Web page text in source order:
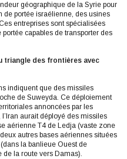
géographique de la Syrie pour
de portée israélienne, des usines
entreprises sont spécialisées
capables de transporter des
triangle des frontières avec
indiquent que des missiles
de Suweyda. Ce déploiement
annoncées par les
aurait déployé des missiles
aérienne T4 de Ledja (vaste zone
autres bases aériennes situées
la banlieue Ouest de
de la route vers Damas).